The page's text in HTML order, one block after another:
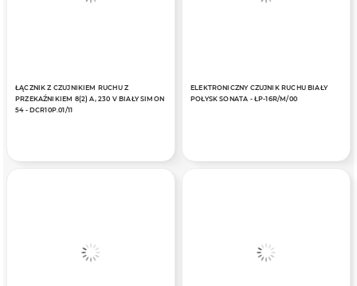
ŁĄCZNIK Z CZUJNIKIEM RUCHU Z
PRZEKAŹNIKIEM 8(2) A, 230 V BIAŁY SIMON
54 - DCR10P.01/11
ELEKTRONICZNY CZUJNIK RUCHU BIAŁY
POŁYSK SONATA - ŁP-16R/M/00